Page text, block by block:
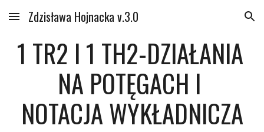
Skip to main content Skip to navigation
Zdzisława Hojnacka v.3.0
1 TR2 I 1 TH2-DZIAŁANIA
NA POTĘGACH I
NOTACJA WYKŁADNICZA